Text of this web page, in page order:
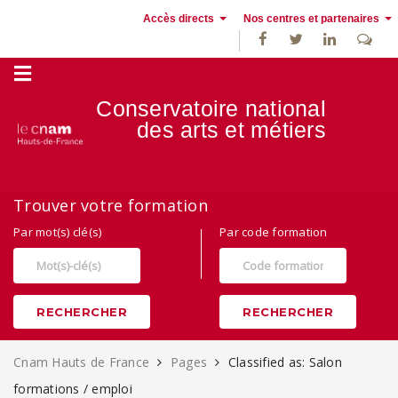
Accès directs Nos centres et partenaires
France
Conservatoire national
des arts et métiers
Trouver votre formation
Par mot(s) clé(s)
RECHERCHER
Par code formation
RECHERCHER
Cnam Hauts de France Pages
Classified as: Salon
formations / emploi